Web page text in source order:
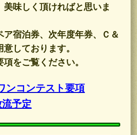
美味しく頂ければと思いま
ア宿泊券、次年度年券、Ｃ＆
しております。
をご覧ください。
ンコンテスト要項
予定